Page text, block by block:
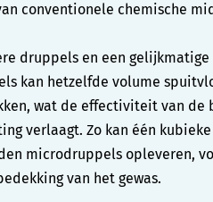
conventionele chemische
druppels en een
kan hetzelfde volume
wat de effectiviteit van de
verlaagt. Zo kan één
microdruppels opleveren,
van het gewas.